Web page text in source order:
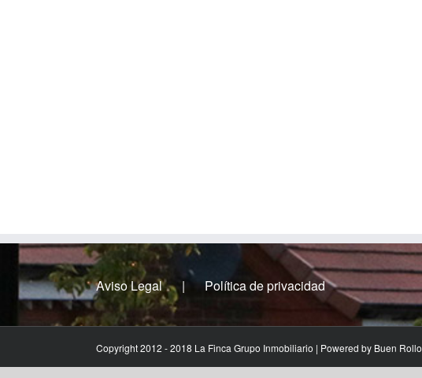
Aviso Legal Política de privacidad
Copyright 2012 - 2018 La Finca Grupo Inmobiliario | Powered by Buen Rollo